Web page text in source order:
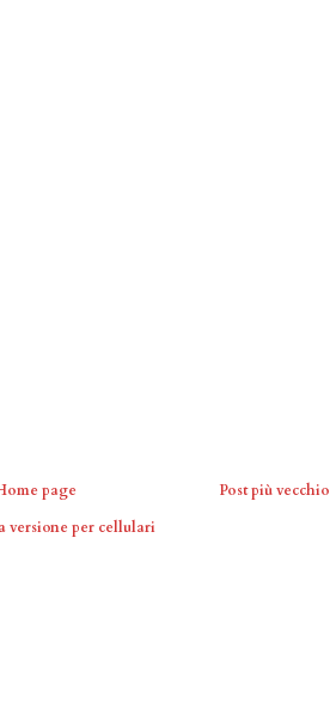
Post più vecchio
page
versione per cellulari